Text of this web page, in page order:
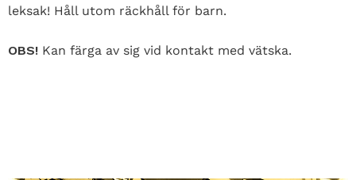
leksak! Håll utom räckhåll för barn.
OBS! Kan färga av sig vid kontakt med vätska.